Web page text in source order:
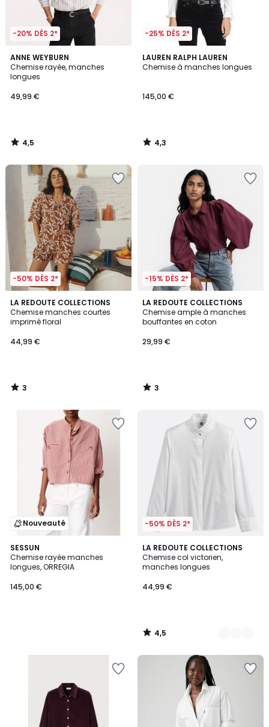
-20% DÈS 2*
ANNE WEYBURN
Chemise rayée, manches
longues
49,99 €
4,5
/ 5
4,5
/
-25% DÈS 2*
LAUREN RALPH LAUREN
Chemise à manches longues
145,00 €
4,3
/ 5
4,3
/
-50% DÈS 2*
LA REDOUTE COLLECTIONS
Chemise manches courtes
imprimé floral
44,99 €
3
/
5
3
/
-15% DÈS 2*
LA REDOUTE COLLECTIONS
Chemise ample à manches
bouffantes en coton
29,99 €
3
/
5
3
/
Nouveauté
SESSUN
Chemise rayée manches
longues, ORREGIA
145,00 €
-50% DÈS 2*
LA REDOUTE COLLECTIONS
Chemise col victorien,
manches longues
44,99 €
4,5
/ 5
2
Couleurs
4,5
/